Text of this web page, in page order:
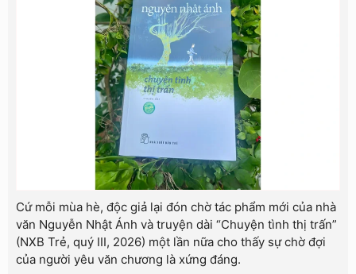
Cứ mỗi mùa hè, độc giả lại đón chờ tác phẩm mới của nhà
văn Nguyễn Nhật Ánh và truyện dài “Chuyện tình thị trấn”
(NXB Trẻ, quý III, 2026) một lần nữa cho thấy sự chờ đợi
của người yêu văn chương là xứng đáng.